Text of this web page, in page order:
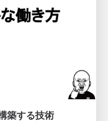
築する技術